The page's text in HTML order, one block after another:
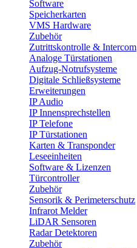
Software
Speicherkarten
VMS Hardware
Zubehör
Zutrittskontrolle & Intercom
Analoge Türstationen
Aufzug-Notrufsysteme
Digitale Schließsysteme
Erweiterungen
IP Audio
IP Innensprechstellen
IP Telefone
IP Türstationen
Karten & Transponder
Leseeinheiten
Software & Lizenzen
Türcontroller
Zubehör
Sensorik & Perimeterschutz
Infrarot Melder
LiDAR Sensoren
Radar Detektoren
Zubehör